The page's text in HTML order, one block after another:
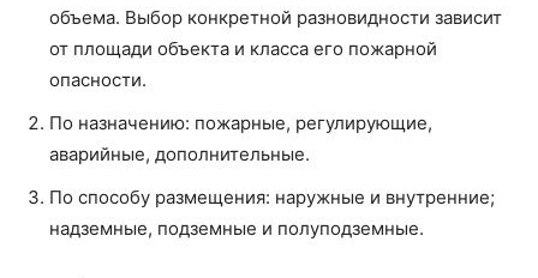
объема. Выбор конкретной разновидности зависит
от площади объекта и класса его пожарной
опасности.
По назначению: пожарные, регулирующие,
аварийные, дополнительные.
По способу размещения: наружные и внутренние;
надземные, подземные и полуподземные.